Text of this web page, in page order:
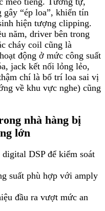
gây “ép loa”, khiến tín
hiện tượng clipping.
năm, driver bên trong
cháy coil cũng là
động ở mức công suất
jack kết nối lỏng lẻo,
chí là bố trí loa sai vị
về khu vực nghe) cũng
nhà hàng bị
lớn
DSP để kiểm soát
suất phù hợp với amply
đầu ra vượt mức an